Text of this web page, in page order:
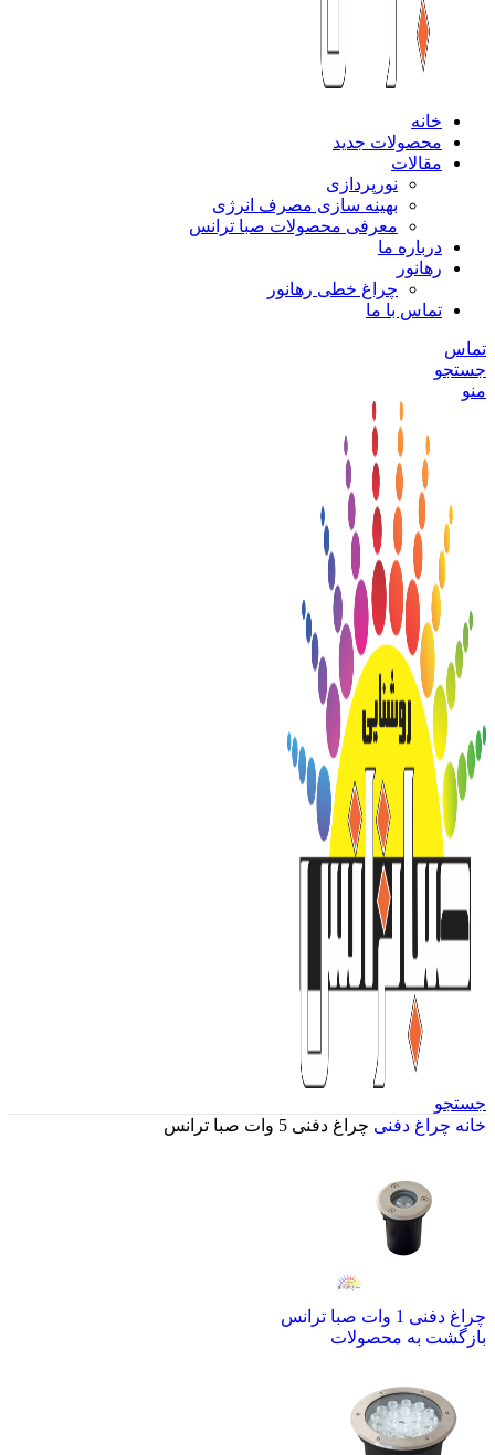
خانه
محصولات جدید
مقالات
نورپردازی
بهینه سازی مصرف انرژی
معرفی محصولات صبا ترانس
درباره ما
رهانور
چراغ خطی رهانور
تماس با ما
تماس
جستجو
منو
جستجو
خانه چراغ دفنی چراغ دفنی 5 وات صبا ترانس
چراغ دفنی 1 وات صبا ترانس
بازگشت به محصولات